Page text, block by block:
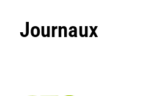
Journaux